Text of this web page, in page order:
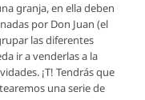
granja, en ella deben
por Don Juan (el
las diferentes
ir a venderlas a la
¡T! Tendrás que
una serie de